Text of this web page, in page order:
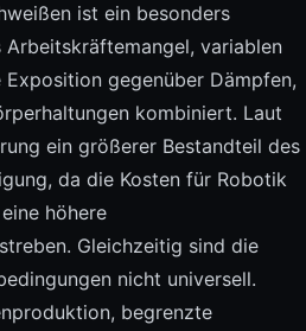
ist ein besonders
Arbeitskräftemangel, variablen
gegenüber Dämpfen,
kombiniert. Laut
ein größerer Bestandteil des
da die Kosten für Robotik
höhere
Gleichzeitig sind die
nicht universell.
begrenzte